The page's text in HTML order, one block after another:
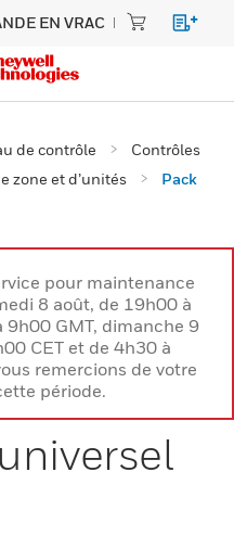
EN VRAC
de contrôle
Contrôles
zone et d’unités
Pack
pour maintenance
8 août, de 19h00 à
9h00 GMT, dimanche 9
CET et de 4h30 à
remercions de votre
période.